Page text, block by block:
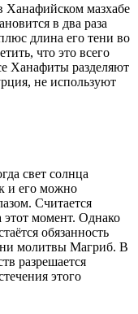
Ханафийском мазхабе
в два раза
длина его тени во
что это всего
Ханафиты разделяют
не используют
свет солнца
и его можно
Считается
момент. Однако
обязанность
молитвы Магриб. В
разрешается
этого